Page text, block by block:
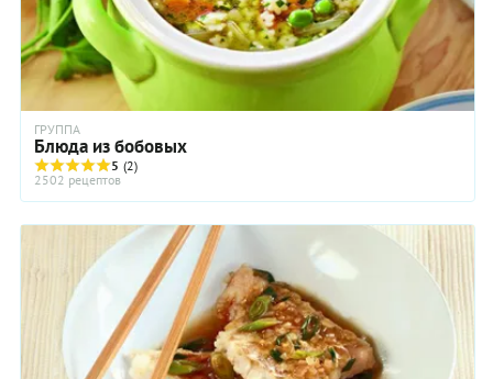
ГРУППА
Блюда из бобовых
5 (2)
2502 рецептов